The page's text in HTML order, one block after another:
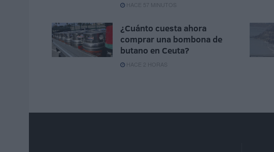
HACE 57 MINUTOS
¿Cuánto cuesta ahora
comprar una bombona de
butano en Ceuta?
HACE 2 HORAS